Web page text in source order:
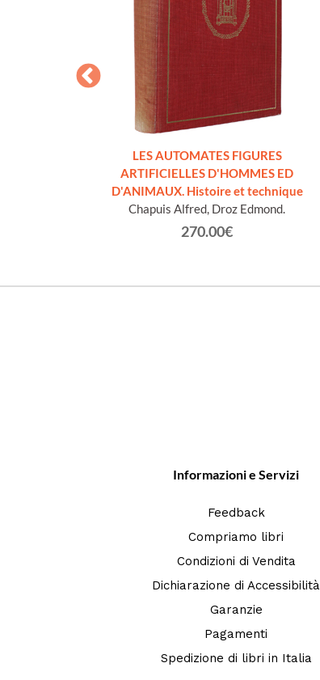
LES AUTOMATES FIGURES
ARTIFICIELLES D'HOMMES ED
D'ANIMAUX. Histoire et technique
Chapuis Alfred, Droz Edmond.
270.00€
Informazioni e Servizi
Feedback
Compriamo libri
Condizioni di Vendita
Dichiarazione di Accessibilità
Garanzie
Pagamenti
Spedizione di libri in Italia